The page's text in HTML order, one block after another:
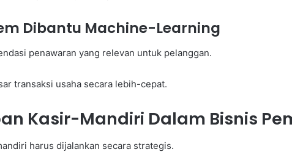
Dibantu Machine-Learning
penawaran yang relevan untuk pelanggan.
transaksi usaha secara lebih-cepat.
Kasir-Mandiri Dalam Bisnis
harus dijalankan secara strategis.